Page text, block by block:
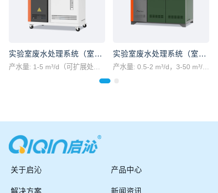
产水量: 处理水量按需定制
关于启沁 产品中心
解决方案 新闻资讯